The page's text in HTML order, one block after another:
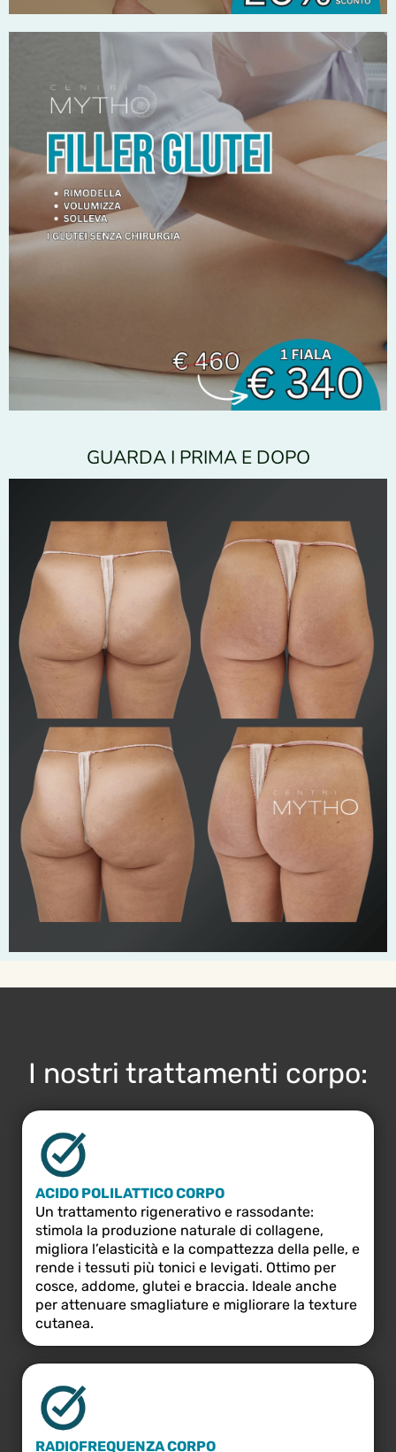
GUARDA I PRIMA E DOPO
I nostri trattamenti corpo:
ACIDO POLILATTICO CORPO
Un trattamento rigenerativo e rassodante:
stimola la produzione naturale di collagene,
migliora l’elasticità e la compattezza della pelle, e
rende i tessuti più tonici e levigati. Ottimo per
cosce, addome, glutei e braccia. Ideale anche
per attenuare smagliature e migliorare la texture
cutanea.
RADIOFREQUENZA CORPO